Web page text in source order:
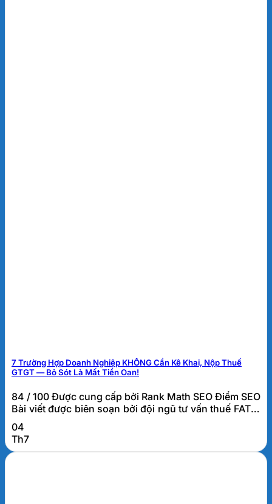
7 Trường Hợp Doanh Nghiệp KHÔNG Cần Kê Khai, Nộp Thuế
GTGT — Bỏ Sót Là Mất Tiền Oan!
84 / 100 Được cung cấp bởi Rank Math SEO Điểm SEO
Bài viết được biên soạn bởi đội ngũ tư vấn thuế FATO.
Các trường hợp không phải kê khai, tính nộp thuế
GTGT là gì? Các trường hợp không phải kê khai, tính
nộp thuế GTGT là những giao dịch tuy phát sinh trong
04
Th7